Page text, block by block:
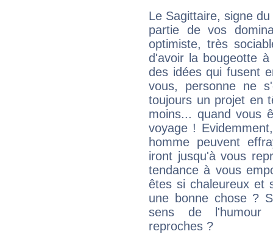
Le Sagittaire, signe
partie de vos
optimiste, très
d'avoir la bougeotte
des idées qui fusent
vous, personne ne
toujours un projet en
moins... quand vous
voyage !
homme peuvent
iront jusqu'à vous
tendance à vous
êtes si chaleureux et
une bonne chose ?
sens de l'humour
reproches ?